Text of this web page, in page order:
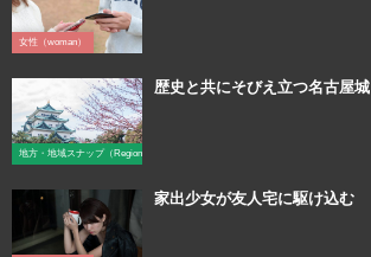
女性（woman）
地方・地域スナップ（Region）
歴史と共にそびえ立つ名古屋城
家出少女が友人宅に駆け込む